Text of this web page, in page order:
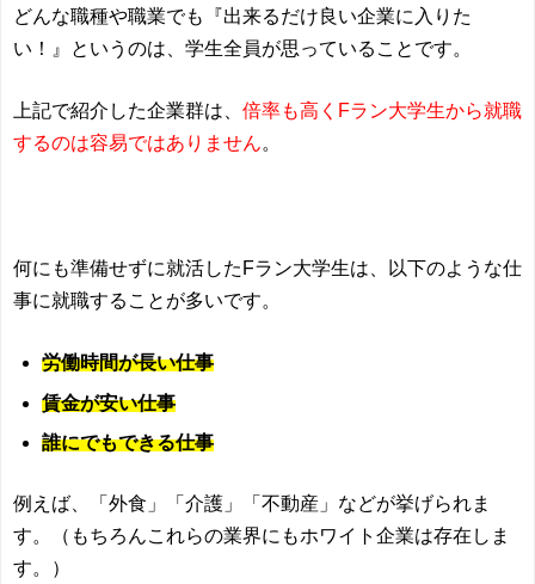
どんな職種や職業でも『出来るだけ良い企業に入りた
い！』というのは、学生全員が思っていることです。
上記で紹介した企業群は、 倍率も高くFラン大学生から就職
するのは容易ではありません
何にも準備せずに就活したFラン大学生は、以下のような仕
事に就職することが多いです。
労働時間が長い仕事
賃金が安い仕事
誰にでもできる仕事
例えば、「外食」「介護」「不動産」などが挙げられま
す。（もちろんこれらの業界にもホワイト企業は存在しま
す。）